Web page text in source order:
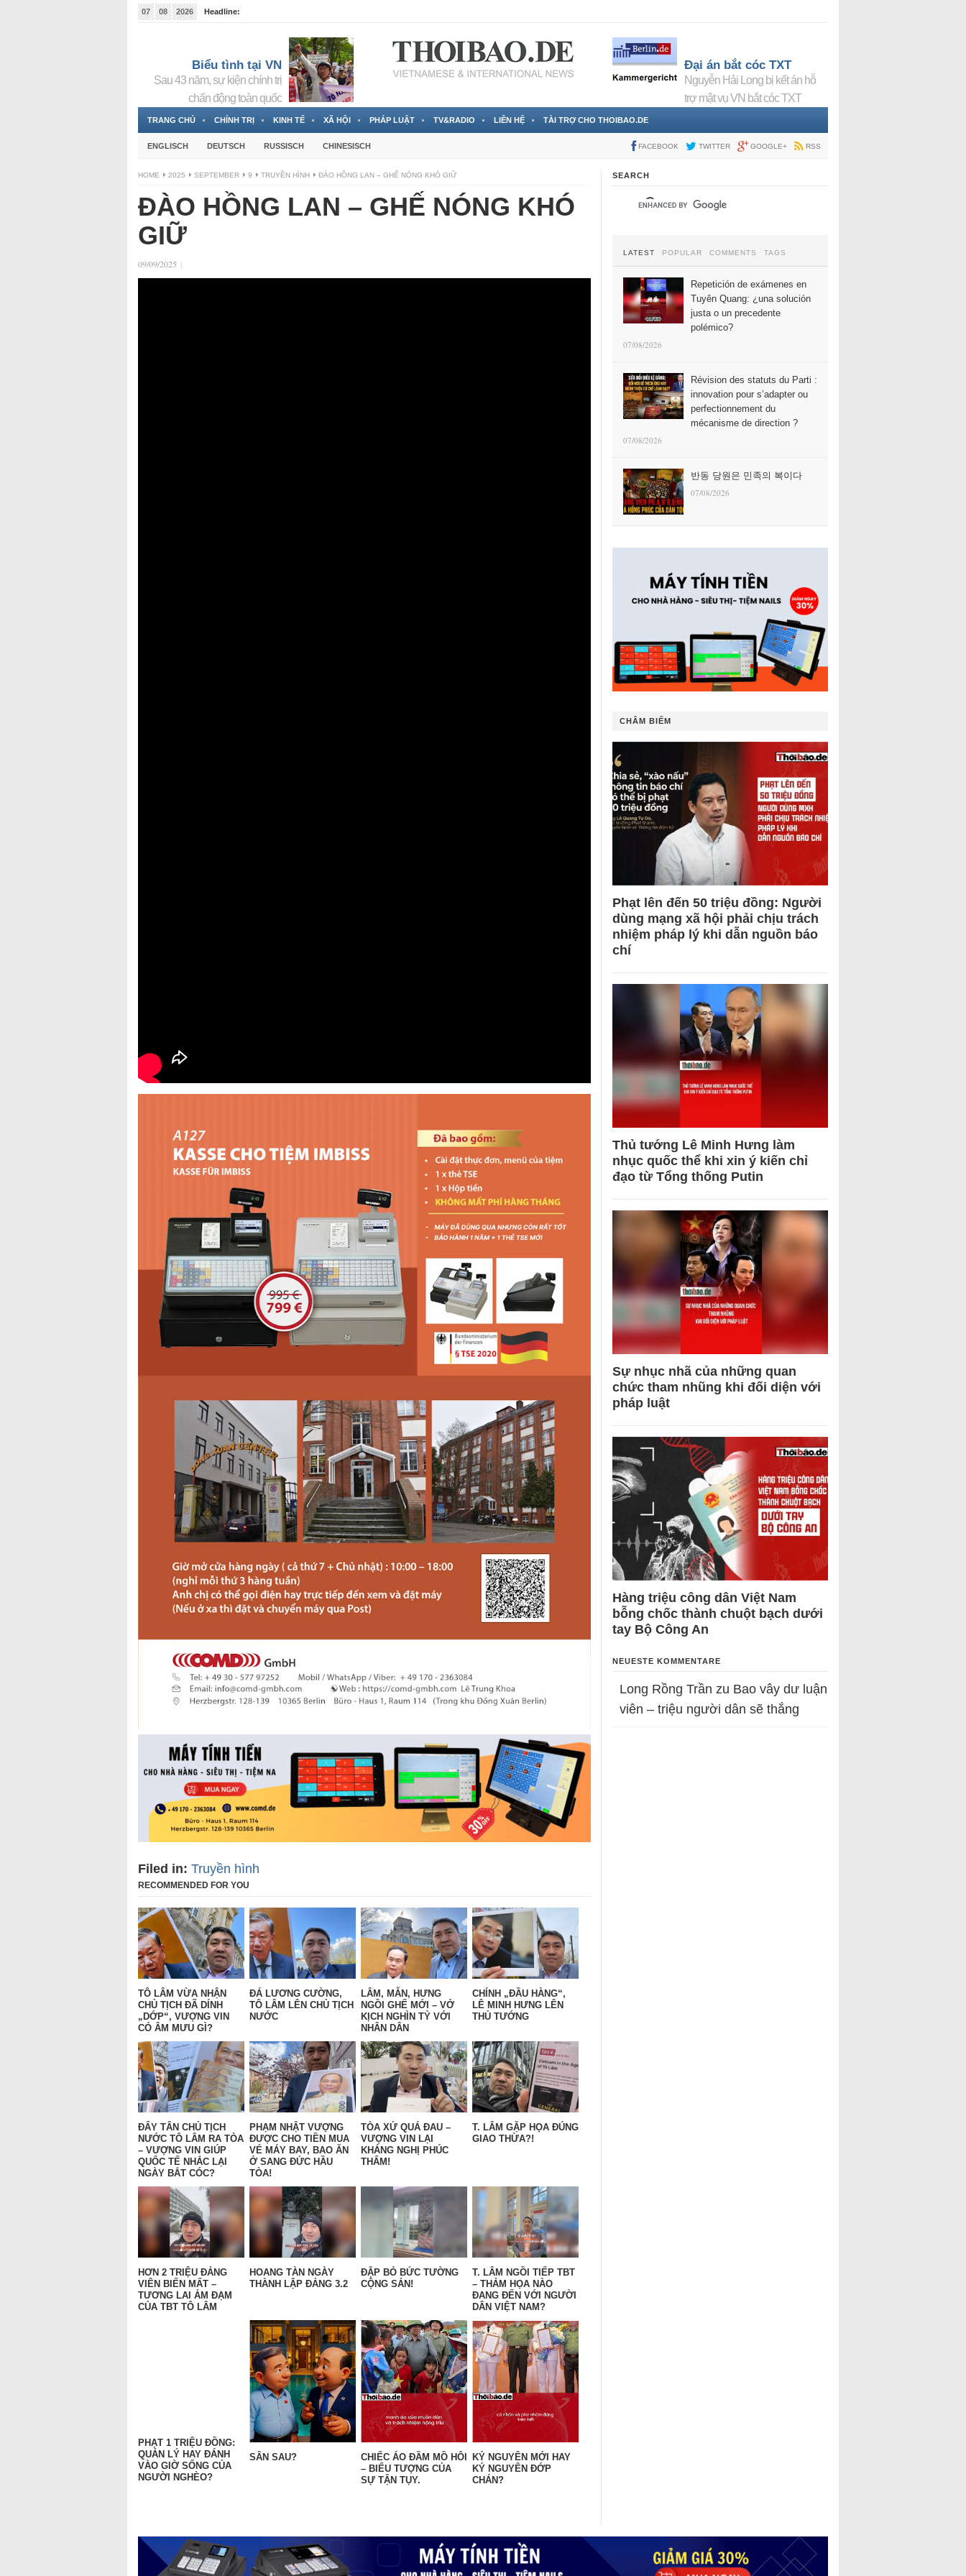
07 08 2026
Headline:
Biểu tình tại VN
Sau 43 năm, sự kiện chính trị
chấn động toàn quốc
Đại án bắt cóc TXT
Nguyễn Hải Long bị kết án hỗ
trợ mật vụ VN bắt cóc TXT
TRANG CHỦ CHÍNH TRỊ KINH TẾ XÃ HỘI PHÁP LUẬT TV&RADIO LIÊN HỆ TÀI TRỢ CHO THOIBAO.DE
ENGLISCH DEUTSCH RUSSISCH CHINESISCH FACEBOOK TWITTER GOOGLE+ RSS
HOME 2025 SEPTEMBER 9 TRUYỀN HÌNH ĐÀO HỒNG LAN – GHẾ NÓNG KHÓ GIỮ
ĐÀO HỒNG LAN – GHẾ NÓNG KHÓ
GIỮ
09/09/2025 |
Filed in: Truyền hình
RECOMMENDED FOR YOU
TÔ LÂM VỪA NHẬN
CHỦ TỊCH ĐÃ DÍNH
„DỚP“, VƯỢNG VIN
CÓ ÂM MƯU GÌ?
ĐÁ LƯƠNG CƯỜNG,
TÔ LÂM LÊN CHỦ TỊCH
NƯỚC
LÂM, MẪN, HƯNG
NGỒI GHẾ MỚI – VỞ
KỊCH NGHÌN TỶ VỚI
NHÂN DÂN
CHÍNH „ĐẦU HÀNG“,
LÊ MINH HƯNG LÊN
THỦ TƯỚNG
ĐẨY TÂN CHỦ TỊCH
NƯỚC TÔ LÂM RA TÒA
– VƯỢNG VIN GIÚP
QUỐC TẾ NHẮC LẠI
NGÀY BẮT CÓC?
PHẠM NHẬT VƯỢNG
ĐƯỢC CHO TIỀN MUA
VÉ MÁY BAY, BAO ĂN
Ở SANG ĐỨC HẦU
TÒA!
TÒA XỬ QUÁ ĐAU –
VƯỢNG VIN LẠI
KHÁNG NGHỊ PHÚC
THẨM!
T. LÂM GẶP HỌA ĐÚNG
GIAO THỪA?!
HƠN 2 TRIỆU ĐẢNG
VIÊN BIẾN MẤT –
TƯƠNG LAI ẢM ĐẠM
CỦA TBT TÔ LÂM
HOANG TÀN NGÀY
THÀNH LẬP ĐẢNG 3.2
ĐẬP BỎ BỨC TƯỜNG
CỘNG SẢN!
T. LÂM NGỒI TIẾP TBT
– THẢM HỌA NÀO
ĐANG ĐẾN VỚI NGƯỜI
DÂN VIỆT NAM?
PHẠT 1 TRIỆU ĐỒNG:
QUẢN LÝ HAY ĐÁNH
VÀO GIỜ SỐNG CỦA
NGƯỜI NGHÈO?
SÂN SAU?
CHIẾC ÁO ĐẦM MỒ HÔI
– BIỂU TƯỢNG CỦA
SỰ TẬN TỤY.
KỶ NGUYÊN MỚI HAY
KỶ NGUYÊN ĐỚP
CHÁN?
SEARCH
LATEST POPULAR COMMENTS TAGS
Repetición de exámenes en
Tuyên Quang: ¿una solución
justa o un precedente
polémico?
07/08/2026
Révision des statuts du Parti :
innovation pour s’adapter ou
perfectionnement du
mécanisme de direction ?
07/08/2026
반동 당원은 민족의 복이다
07/08/2026
CHÂM BIẾM
Phạt lên đến 50 triệu đồng: Người
dùng mạng xã hội phải chịu trách
nhiệm pháp lý khi dẫn nguồn báo
chí
Thủ tướng Lê Minh Hưng làm
nhục quốc thể khi xin ý kiến chỉ
đạo từ Tổng thống Putin
Sự nhục nhã của những quan
chức tham nhũng khi đối diện với
pháp luật
Hàng triệu công dân Việt Nam
bỗng chốc thành chuột bạch dưới
tay Bộ Công An
NEUESTE KOMMENTARE
Long Rồng Trần zu Bao vây dư luận
viên – triệu người dân sẽ thắng